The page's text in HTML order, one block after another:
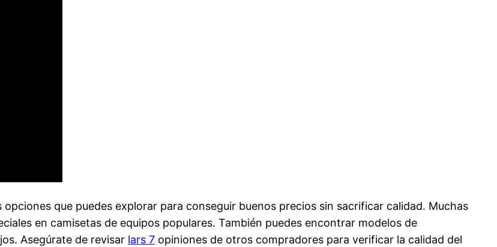
opciones que puedes explorar para conseguir buenos precios sin sacrificar calidad. Muchas
en camisetas de equipos populares. También puedes encontrar modelos de
Asegúrate de revisar lars 7 opiniones de otros compradores para verificar la calidad del